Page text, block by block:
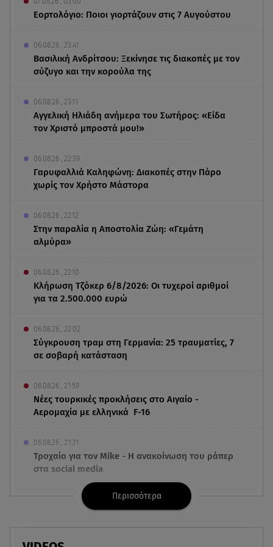
Εορτολόγιο: Ποιοι γιορτάζουν στις 7 Αυγούστου
06.08.26 , 23:41
Βασιλική Ανδρίτσου: Ξεκίνησε τις διακοπές με τον
σύζυγο και την κορούλα της
06.08.26 , 23:11
Αγγελική Ηλιάδη ανήμερα του Σωτήρος: «Είδα
τον Χριστό μπροστά μου!»
06.08.26 , 22:39
Γαρυφαλλιά Καληφώνη: Διακοπές στην Πάρο
χωρίς τον Χρήστο Μάστορα
06.08.26 , 22:12
Στην παραλία η Αποστολία Ζώη: «Γεμάτη
αλμύρα»
06.08.26 , 22:10
Κλήρωση Τζόκερ 6/8/2026: Οι τυχεροί αριθμοί
για τα 2.500.000 ευρώ
06.08.26 , 22:02
Σύγκρουση τραμ στη Γερμανία: 25 τραυματίες, 7
σε σοβαρή κατάσταση
06.08.26 , 21:59
Νέες τουρκικές προκλήσεις στο Αιγαίο -
Αερομαχία με ελληνικά F-16
06.08.26 , 21:31
Τροχαίο για τον Mike - Η ανακοίνωση του ράπερ
στα social media
06.08.26 , 21:22
Ισραήλ - Κύπρος - Κρήτη: Το μεγαλύτερο
υποθαλάσσιο καλώδιο στον κόσμο
Περισσότερα